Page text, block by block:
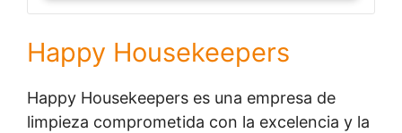
Happy Housekeepers
Happy Housekeepers es una empresa de
limpieza comprometida con la excelencia y la